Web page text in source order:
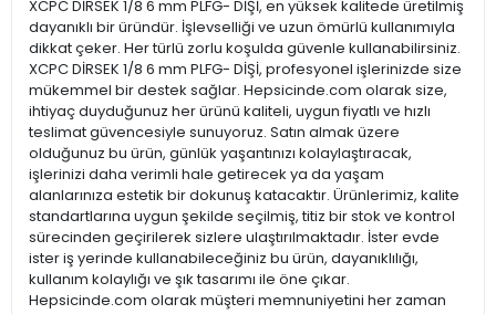
XCPC DİRSEK 1/8 6 mm PLFG- DİŞİ, en yüksek kalitede üretilmiş
dayanıklı bir üründür. İşlevselliği ve uzun ömürlü kullanımıyla
dikkat çeker. Her türlü zorlu koşulda güvenle kullanabilirsiniz.
XCPC DİRSEK 1/8 6 mm PLFG- DİŞİ, profesyonel işlerinizde size
mükemmel bir destek sağlar. Hepsicinde.com olarak size,
ihtiyaç duyduğunuz her ürünü kaliteli, uygun fiyatlı ve hızlı
teslimat güvencesiyle sunuyoruz. Satın almak üzere
olduğunuz bu ürün, günlük yaşantınızı kolaylaştıracak,
işlerinizi daha verimli hale getirecek ya da yaşam
alanlarınıza estetik bir dokunuş katacaktır. Ürünlerimiz, kalite
standartlarına uygun şekilde seçilmiş, titiz bir stok ve kontrol
sürecinden geçirilerek sizlere ulaştırılmaktadır. İster evde
ister iş yerinde kullanabileceğiniz bu ürün, dayanıklılığı,
kullanım kolaylığı ve şık tasarımı ile öne çıkar.
Hepsicinde.com olarak müşteri memnuniyetini her zaman